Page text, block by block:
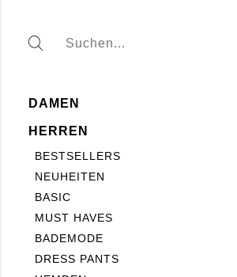
DAMEN
HERREN
BESTSELLERS
NEUHEITEN
BASIC
MUST HAVES
BADEMODE
DRESS PANTS